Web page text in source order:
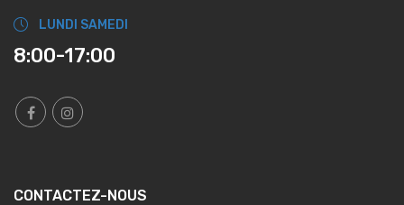
LUNDI SAMEDI
8:00-17:00
CONTACTEZ-NOUS